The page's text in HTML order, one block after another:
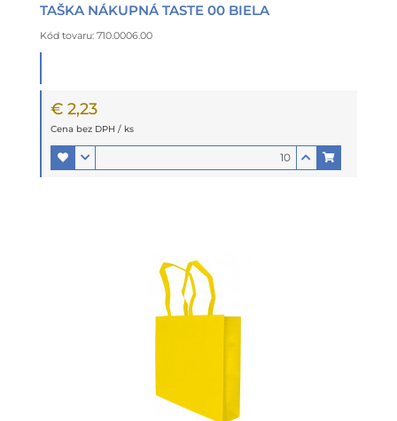
TAŠKA NÁKUPNÁ TASTE 00 BIELA
Kód tovaru: 710.0006.00
€ 2,23
Cena bez DPH / ks